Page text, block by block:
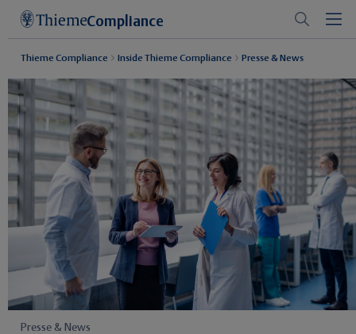
Compliance
Thieme Compliance Inside Thieme Compliance Presse & News
Presse & News